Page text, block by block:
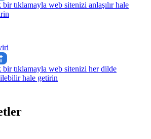
bir tıklamayla web sitenizi anlaşılır hale
bir tıklamayla web sitenizi her dilde
hale getirin